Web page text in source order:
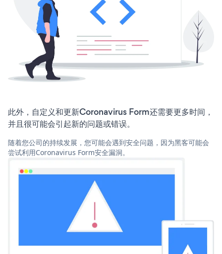
此外，自定义和更新Coronavirus Form还需要更多时间，
并且很可能会引起新的问题或错误。
随着您公司的持续发展，您可能会遇到安全问题，因为黑客可能会
尝试利用Coronavirus Form安全漏洞。